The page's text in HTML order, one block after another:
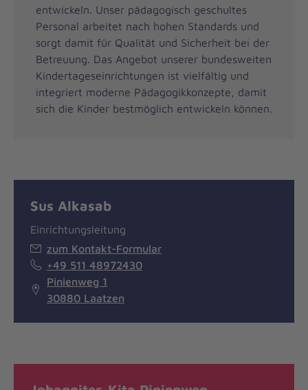
entwickeln. Unser pädagogisch geschultes
Personal arbeitet nach hohen Standards und
sorgt damit für Qualität und Sicherheit bei der
Betreuung. Das Angebot unserer bundesweiten
Kindertageseinrichtungen ist vielfältig und
integriert moderne Pädagogikkonzepte, damit
sich die Kinder bestmöglich entwickeln können.
Sus Alkasab
Einrichtungsleitung
zum Kontakt-Formular
+49 511 48972430
Pinienweg 1
30880 Laatzen